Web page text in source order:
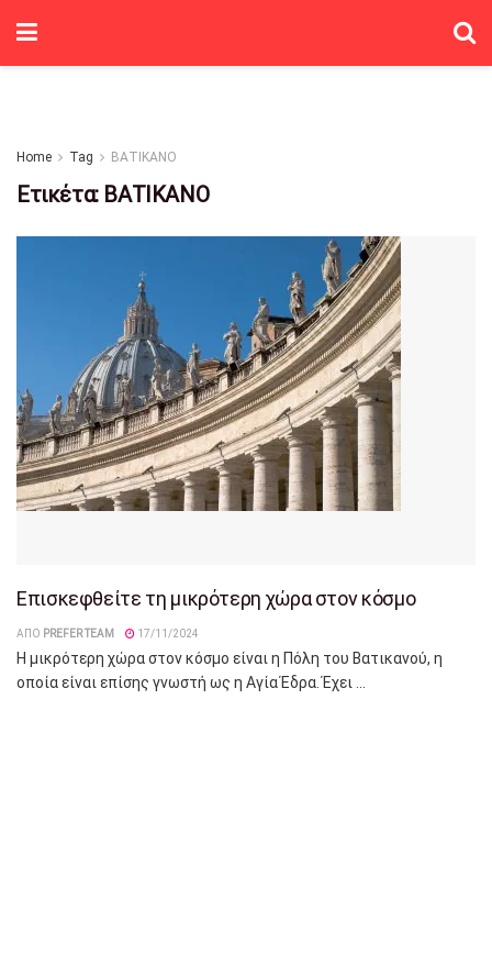
Home Tag ΒΑΤΙΚΑΝΟ
Ετικέτα: ΒΑΤΙΚΑΝΟ
Επισκεφθείτε τη μικρότερη χώρα στον κόσμο
ΑΠΌ PREFER TEAM 17/11/2024
Η μικρότερη χώρα στον κόσμο είναι η Πόλη του Βατικανού, η
οποία είναι επίσης γνωστή ως η Αγία Έδρα. Έχει ...